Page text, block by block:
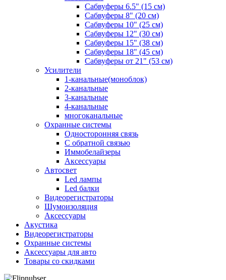
Сабвуферы 6.5" (15 см)
Сабвуферы 8" (20 см)
Сабвуферы 10" (25 см)
Сабвуферы 12" (30 см)
Сабвуферы 15" (38 см)
Сабвуферы 18" (45 см)
Сабвуферы от 21" (53 см)
Усилители
1-канальные(моноблок)
2-канальные
3-канальные
4-канальные
многоканальные
Охранные системы
Односторонняя связь
С обратной связью
Иммобелайзеры
Аксессуары
Автосвет
Led лампы
Led балки
Видеорегистраторы
Шумоизоляция
Аксессуары
Акустика
Видеорегистраторы
Охранные системы
Аксессуары для авто
Товары со скидками